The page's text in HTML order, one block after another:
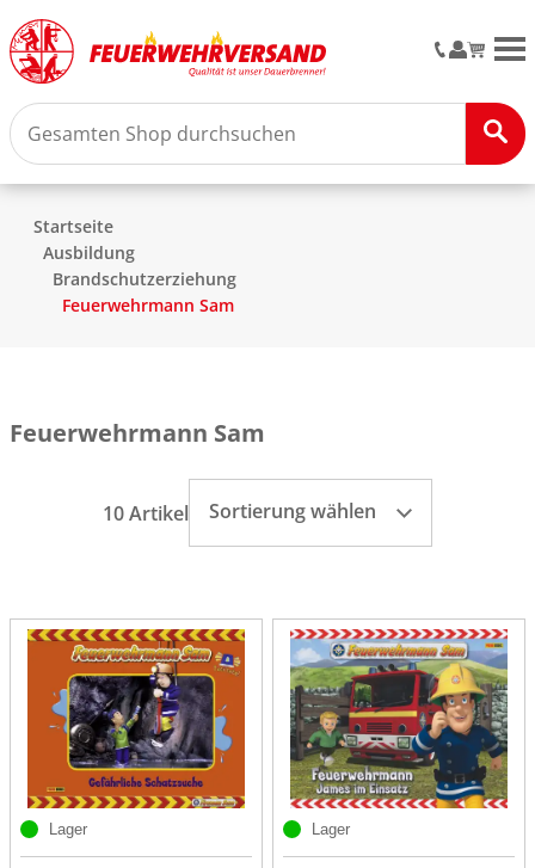
Startseite
Ausbildung
Brandschutzerziehung
Feuerwehrmann Sam
Feuerwehrmann Sam
10 Artikel Sortierung wählen
Lager Lager